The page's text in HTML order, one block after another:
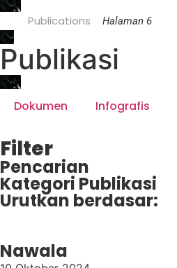
HomePublications Halaman 6
Publikasi
Dokumen Infografis
Filter
Pencarian
Kategori Publikasi
Urutkan berdasar:
Nawala